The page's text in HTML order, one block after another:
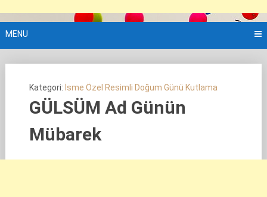
MENU
Kategori: İsme Özel Resimli Doğum Günü Kutlama
GÜLSÜM Ad Günün
Mübarek